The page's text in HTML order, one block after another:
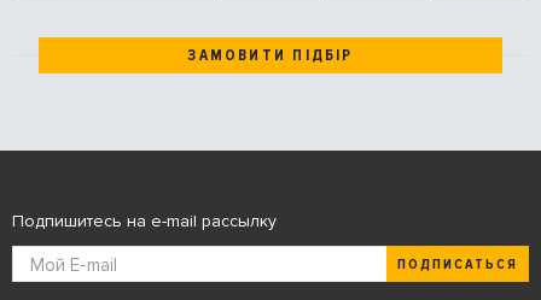
ЗАМОВИТИ ПІДБІР
Подпишитесь на e-mail рассылку
ПОДПИСАТЬСЯ